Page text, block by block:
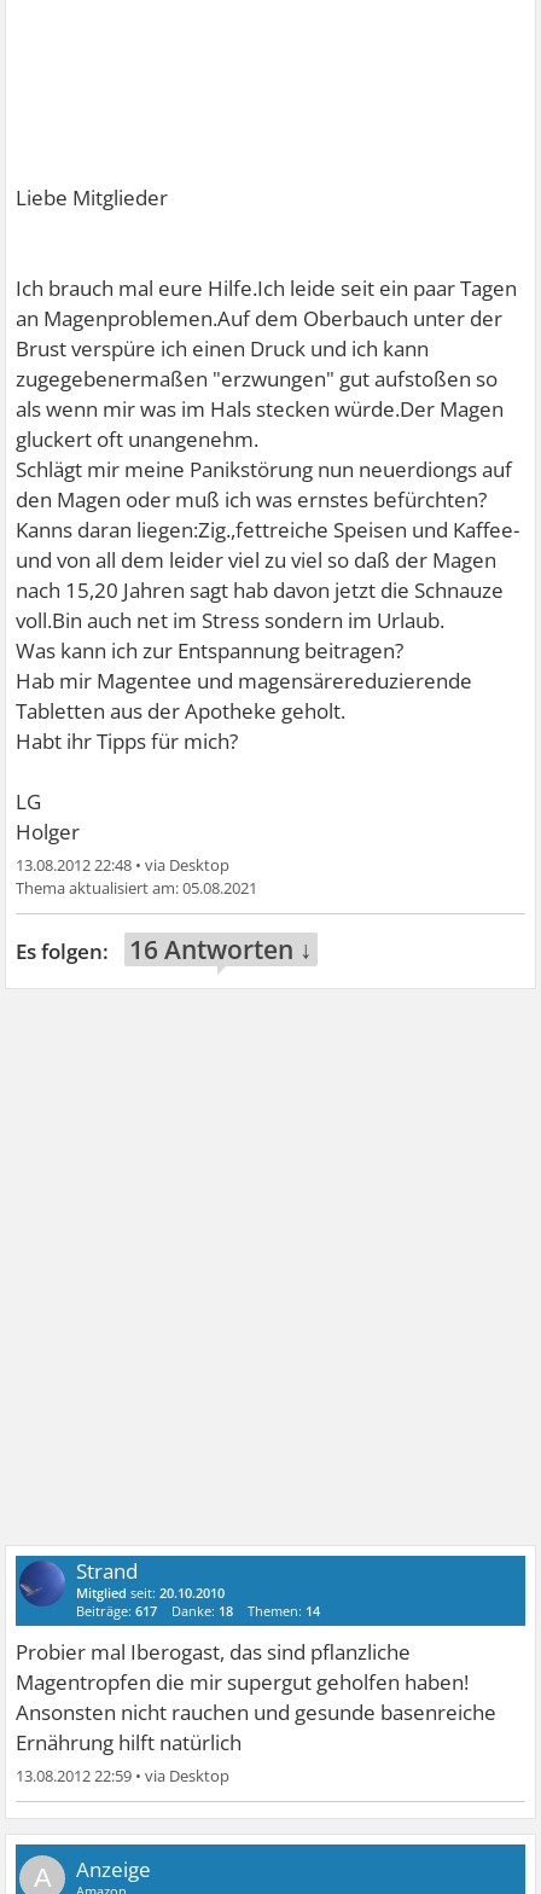
Liebe Mitglieder
Ich brauch mal eure Hilfe.Ich leide seit ein paar Tagen
an Magenproblemen.Auf dem Oberbauch unter der
Brust verspüre ich einen Druck und ich kann
zugegebenermaßen "erzwungen" gut aufstoßen so
als wenn mir was im Hals stecken würde.Der Magen
gluckert oft unangenehm.
Schlägt mir meine Panikstörung nun neuerdiongs auf
den Magen oder muß ich was ernstes befürchten?
Kanns daran liegen:Zig.,fettreiche Speisen und Kaffee-
und von all dem leider viel zu viel so daß der Magen
nach 15,20 Jahren sagt hab davon jetzt die Schnauze
voll.Bin auch net im Stress sondern im Urlaub.
Was kann ich zur Entspannung beitragen?
Hab mir Magentee und magensärereduzierende
Tabletten aus der Apotheke geholt.
Habt ihr Tipps für mich?
LG
Holger
13.08.2012 22:48 •
05.08.2021
16 Antworten ↓
Strand
Mitglied seit:20.10.2010
Beiträge:617 Danke: 18 Themen: 14
Probier mal Iberogast, das sind pflanzliche
Magentropfen die mir supergut geholfen haben!
Ansonsten nicht rauchen und gesunde basenreiche
Ernährung hilft natürlich
13.08.2012 22:59 •
A